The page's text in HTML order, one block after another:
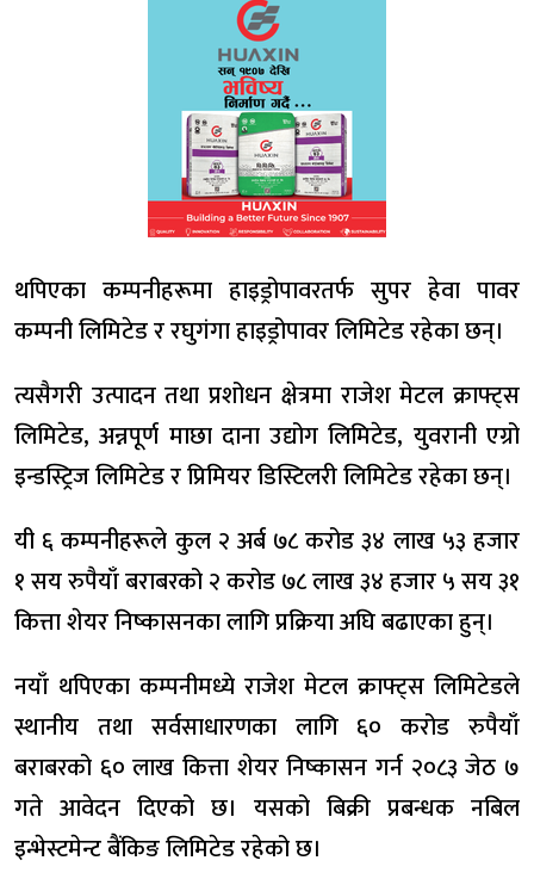
थपिएका कम्पनीहरूमा हाइड्रोपावरतर्फ सुपर हेवा पावर
कम्पनी लिमिटेड र रघुगंगा हाइड्रोपावर लिमिटेड रहेका छन्।
त्यसैगरी उत्पादन तथा प्रशोधन क्षेत्रमा राजेश मेटल क्राफ्ट्स
लिमिटेड, अन्नपूर्ण माछा दाना उद्योग लिमिटेड, युवरानी एग्रो
इन्डस्ट्रिज लिमिटेड र प्रिमियर डिस्टिलरी लिमिटेड रहेका छन्।
यी ६ कम्पनीहरूले कुल २ अर्ब ७८ करोड ३४ लाख ५३ हजार
१ सय रुपैयाँ बराबरको २ करोड ७८ लाख ३४ हजार ५ सय ३१
कित्ता शेयर निष्कासनका लागि प्रक्रिया अघि बढाएका हुन्।
नयाँ थपिएका कम्पनीमध्ये राजेश मेटल क्राफ्ट्स लिमिटेडले
स्थानीय तथा सर्वसाधारणका लागि ६० करोड रुपैयाँ
बराबरको ६० लाख कित्ता शेयर निष्कासन गर्न २०८३ जेठ ७
गते आवेदन दिएको छ। यसको बिक्री प्रबन्धक नबिल
इन्भेस्टमेन्ट बैंकिङ लिमिटेड रहेको छ।